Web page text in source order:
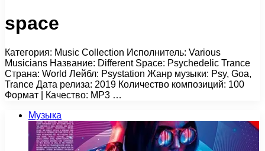
space
Категория: Music Collection Исполнитель: Various
Musicians Название: Different Space: Psychedelic Trance
Страна: World Лейбл: Psystation Жанр музыки: Psy, Goa,
Trance Дата релиза: 2019 Количество композиций: 100
Формат | Качество: MP3 …
Музыка